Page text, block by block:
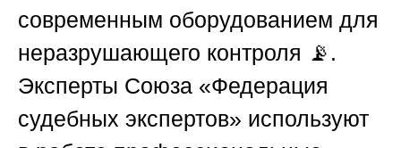
современным оборудованием для
неразрушающего контроля 📡.
Эксперты Союза «Федерация
судебных экспертов» используют